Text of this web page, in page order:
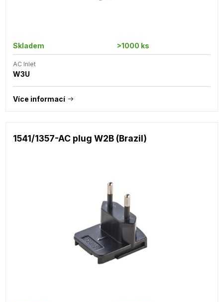
Skladem >1000 ks
AC Inlet
W3U
Více informací
1541/1357-AC plug W2B (Brazil)